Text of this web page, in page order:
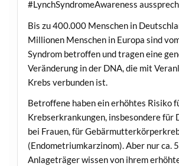
#LynchSyndromeAwareness
Bis zu 400.000 Menschen in
Millionen Menschen in Europa sind
Syndrom betroffen und tragen eine
Veränderung in der DNA, die mit
Krebs verbunden ist.
Betroffene haben ein erhöhtes Risiko
Krebserkrankungen, insbesondere für
bei Frauen, für
(Endometriumkarzinom). Aber nur ca.
Anlageträger wissen von ihrem